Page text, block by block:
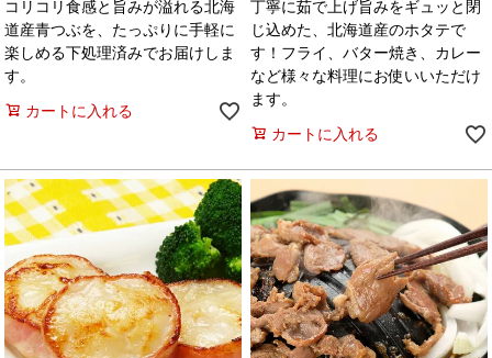
コリコリ食感と旨みが溢れる北海
道産青つぶを、たっぷりに手軽に
楽しめる下処理済みでお届けしま
す。
カートに入れる
丁寧に茹で上げ旨みをギュッと閉
じ込めた、北海道産のホタテで
す！フライ、バター焼き、カレー
など様々な料理にお使いいただけ
ます。
カートに入れる